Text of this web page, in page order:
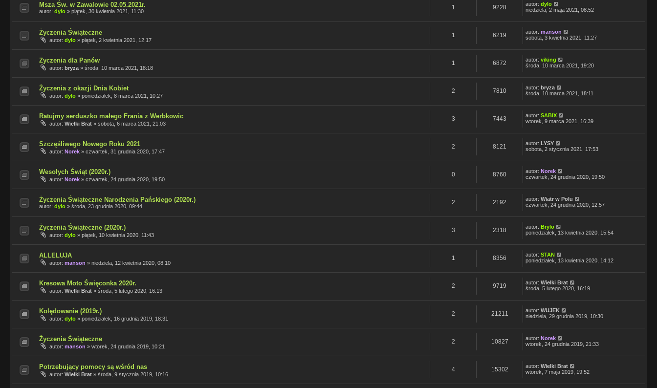
Msza Św. w Zawalowie 02.05.2021r.
autor: dylo » piątek, 30 kwietnia 2021, 11:30
1 9228 autor: dylo
niedziela, 2 maja 2021, 08:52
Życzenia Świąteczne
autor: dylo » piątek, 2 kwietnia 2021, 12:17
1 6219 autor: manson
sobota, 3 kwietnia 2021, 11:27
Zyczenia dla Panów
autor: bryza » środa, 10 marca 2021, 18:18
1 6872 autor: viking
środa, 10 marca 2021, 19:20
Życzenia z okazji Dnia Kobiet
autor: dylo » poniedziałek, 8 marca 2021, 10:27
2 7810 autor: bryza
środa, 10 marca 2021, 18:11
Ratujmy serduszko małego Frania z Werbkowic
autor: Wielki Brat » sobota, 6 marca 2021, 21:03
3 7443 autor: SABIX
wtorek, 9 marca 2021, 16:39
Szczęśliwego Nowego Roku 2021
autor: Norek » czwartek, 31 grudnia 2020, 17:47
2 8121 autor: LYSY
sobota, 2 stycznia 2021, 17:53
Wesołych Świąt (2020r.)
autor: Norek » czwartek, 24 grudnia 2020, 19:50
0 8760 autor: Norek
czwartek, 24 grudnia 2020, 19:50
Życzenia Świąteczne Narodzenia Pańskiego (2020r.)
autor: dylo » środa, 23 grudnia 2020, 09:44
2 2192 autor: Wiatr w Polu
czwartek, 24 grudnia 2020, 12:57
Życzenia Świąteczne (2020r.)
autor: dylo » piątek, 10 kwietnia 2020, 11:43
3 2318 autor: Brylo
poniedziałek, 13 kwietnia 2020, 15:54
ALLELUJA
autor: manson » niedziela, 12 kwietnia 2020, 08:10
1 8356 autor: STAN
poniedziałek, 13 kwietnia 2020, 14:12
Kresowa Moto Święconka 2020r.
autor: Wielki Brat » środa, 5 lutego 2020, 16:13
2 9719 autor: Wielki Brat
środa, 5 lutego 2020, 16:19
Kolędowanie (2019r.)
autor: dylo » poniedziałek, 16 grudnia 2019, 18:31
2 21211 autor: WUJEK
niedziela, 29 grudnia 2019, 10:30
Życzenia Świąteczne
autor: manson » wtorek, 24 grudnia 2019, 10:21
2 10827 autor: Norek
wtorek, 24 grudnia 2019, 21:33
Potrzebujący pomocy są wśród nas
autor: Wielki Brat » środa, 9 stycznia 2019, 10:16
4 15302 autor: Wielki Brat
wtorek, 7 maja 2019, 19:52